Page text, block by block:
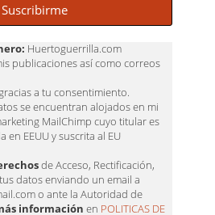
Suscribirme
Huertoguerrilla.com
publicaciones así como correos
a tu consentimiento.
se encuentran alojados en mi
MailChimp cuyo titular es
en EEUU y suscrita al EU
de Acceso, Rectificación,
datos enviando un email a
o ante la Autoridad de
información en POLITICAS DE